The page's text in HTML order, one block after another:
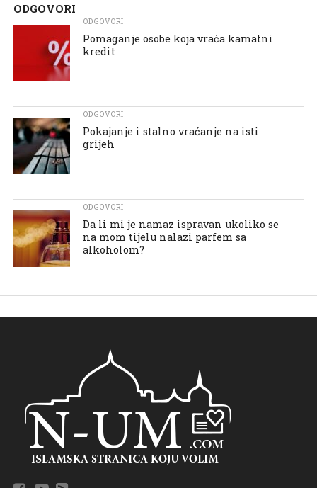
ODGOVORI
ODGOVORI
Pomaganje osobe koja vraća kamatni
kredit
ODGOVORI
Pokajanje i stalno vraćanje na isti
grijeh
ODGOVORI
Da li mi je namaz ispravan ukoliko se
na mom tijelu nalazi parfem sa
alkoholom?